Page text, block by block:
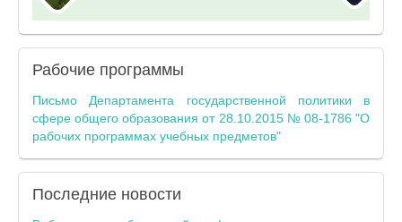
Рабочие программы
Письмо Департамента государственной политики в
сфере общего образования от 28.10.2015 № 08-1786 "О
рабочих программах учебных предметов"
Последние новости